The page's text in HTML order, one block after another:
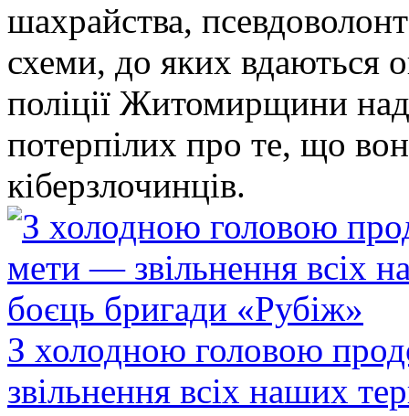
шахрайства,
схеми, до яких
поліції Житомирщини
потерпілих про те, що
кіберзлочинців.
З холодною головою
звільнення всіх наших